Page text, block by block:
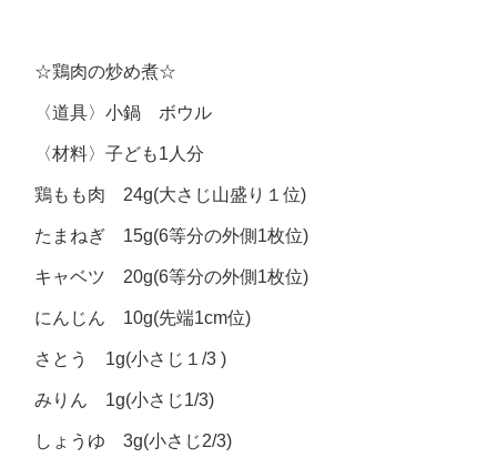
☆鶏肉の炒め煮☆
〈道具〉小鍋 ボウル
〈材料〉子ども1人分
鶏もも肉 24g(大さじ山盛り１位)
たまねぎ 15g(6等分の外側1枚位)
キャベツ 20g(6等分の外側1枚位)
にんじん 10g(先端1cm位)
さとう 1g(小さじ１/3 )
みりん 1g(小さじ1/3)
しょうゆ 3g(小さじ2/3)